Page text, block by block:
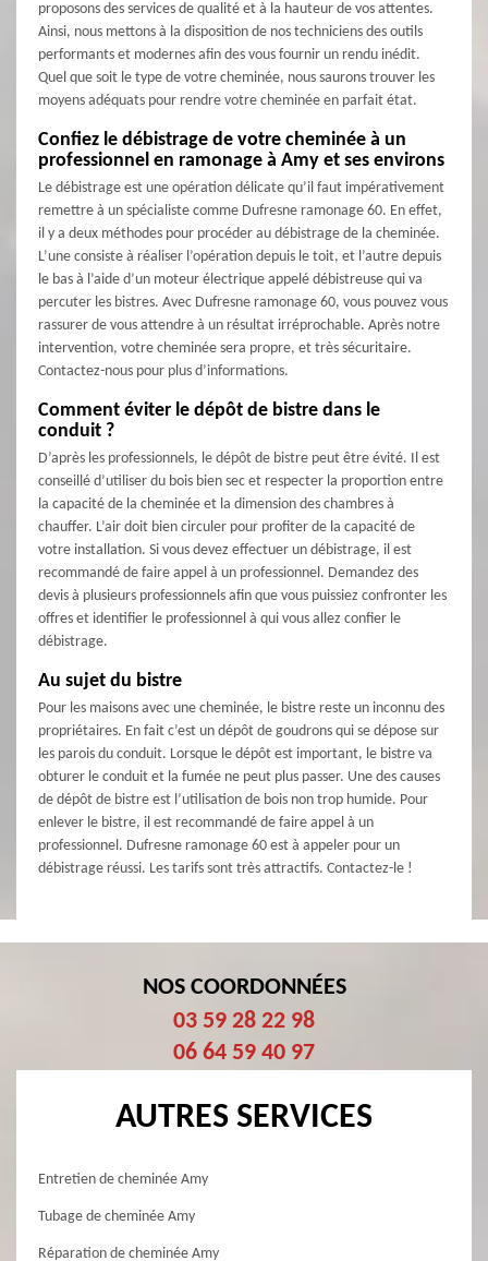
proposons des services de qualité et à la hauteur de vos attentes.
Ainsi, nous mettons à la disposition de nos techniciens des outils
performants et modernes afin des vous fournir un rendu inédit.
Quel que soit le type de votre cheminée, nous saurons trouver les
moyens adéquats pour rendre votre cheminée en parfait état.
Confiez le débistrage de votre cheminée à un
professionnel en ramonage à Amy et ses environs
Le débistrage est une opération délicate qu’il faut impérativement
remettre à un spécialiste comme Dufresne ramonage 60. En effet,
il y a deux méthodes pour procéder au débistrage de la cheminée.
L’une consiste à réaliser l’opération depuis le toit, et l’autre depuis
le bas à l’aide d’un moteur électrique appelé débistreuse qui va
percuter les bistres. Avec Dufresne ramonage 60, vous pouvez vous
rassurer de vous attendre à un résultat irréprochable. Après notre
intervention, votre cheminée sera propre, et très sécuritaire.
Contactez-nous pour plus d’informations.
Comment éviter le dépôt de bistre dans le
conduit ?
D’après les professionnels, le dépôt de bistre peut être évité. Il est
conseillé d’utiliser du bois bien sec et respecter la proportion entre
la capacité de la cheminée et la dimension des chambres à
chauffer. L’air doit bien circuler pour profiter de la capacité de
votre installation. Si vous devez effectuer un débistrage, il est
recommandé de faire appel à un professionnel. Demandez des
devis à plusieurs professionnels afin que vous puissiez confronter les
offres et identifier le professionnel à qui vous allez confier le
débistrage.
Au sujet du bistre
Pour les maisons avec une cheminée, le bistre reste un inconnu des
propriétaires. En fait c’est un dépôt de goudrons qui se dépose sur
les parois du conduit. Lorsque le dépôt est important, le bistre va
obturer le conduit et la fumée ne peut plus passer. Une des causes
de dépôt de bistre est l’utilisation de bois non trop humide. Pour
enlever le bistre, il est recommandé de faire appel à un
professionnel. Dufresne ramonage 60 est à appeler pour un
débistrage réussi. Les tarifs sont très attractifs. Contactez-le !
NOS COORDONNÉES
03 59 28 22 98
06 64 59 40 97
AUTRES SERVICES
Entretien de cheminée Amy
Tubage de cheminée Amy
Réparation de cheminée Amy